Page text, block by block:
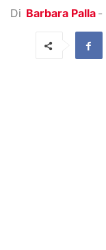
Di Barbara Palla -